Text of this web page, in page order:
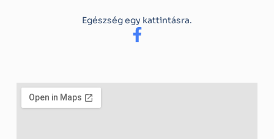
Egészség egy kattintásra.
F
e